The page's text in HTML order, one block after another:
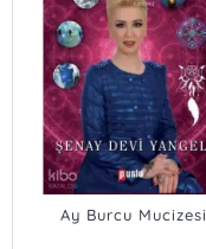
Ay Burcu Mucizesi